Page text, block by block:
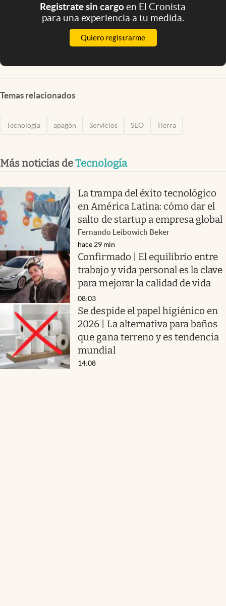
Registrate sin cargoen El Cronista
para una experiencia a tu medida.
Quiero registrarme
Temas relacionados
Tecnología apagón Servicios SEO Tierra
Más noticias deTecnología
La trampa del éxito tecnológico
en América Latina: cómo dar el
salto de startup a empresa global
Fernando Leibowich Beker
hace 29 min
Confirmado | El equilibrio entre
trabajo y vida personal es la clave
para mejorar la calidad de vida
08:03
Se despide el papel higiénico en
2026 | La alternativa para baños
que gana terreno y es tendencia
mundial
14:08